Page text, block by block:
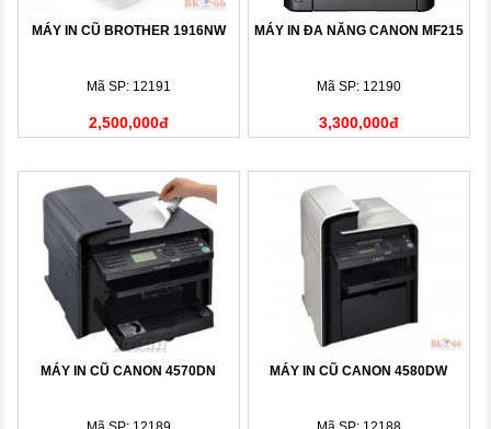
MÁY IN CŨ BROTHER 1916NW
Mã SP: 12191
2,500,000đ
MÁY IN ĐA NĂNG CANON MF215
Mã SP: 12190
3,300,000đ
MÁY IN CŨ CANON 4570DN MÁY IN CŨ CANON 4580DW